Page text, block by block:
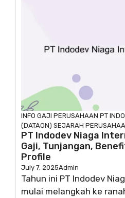
INFO GAJI PERUSAHAAN PT
(DATAON) SEJARAH
PT Indodev Niaga
Gaji, Tunjangan,
Profile
July 7, 2025Admin
Tahun ini PT Indodev
mulai melangkah ke